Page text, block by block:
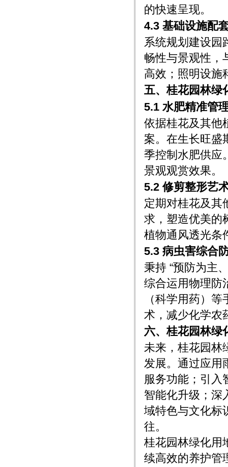
的快速呈现。
4.3 基础设施配
系统规划建设园
畅性与景观性，
高效；照明设施
五、桂花园林绿
5.1 水肥精准管
依据桂花及其他
案。在生长旺盛
季控制水肥供应
景观观赏效果。
5.2 修剪整形艺
定期对桂花及其
求，塑造优美的
植物通风透光条
5.3 病虫害综合
秉持 “预防为主
综合运用物理防
（科学用药）
术，减少化学农
六、桂花园林绿
未来，桂花园林
发展。通过应用
服务功能；引入
智能化升级；深
域特色与文化标
往。
桂花园林绿化用
续高效的养护管